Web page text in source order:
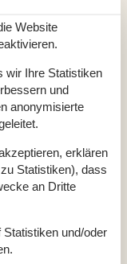
Website
wir Ihre Statistiken
und
anonymisierte
erklären
Statistiken), dass
an Dritte
Statistiken und/oder